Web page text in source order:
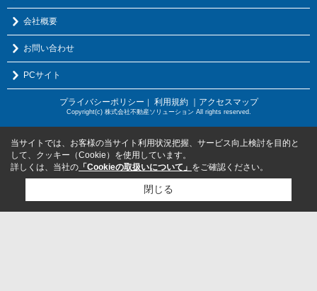
会社概要
お問い合わせ
PCサイト
プライバシーポリシー ｜ 利用規約 ｜アクセスマップ
Copyright(c) 株式会社不動産ソリューション All rights reserved.
当サイトでは、お客様の当サイト利用状況把握、サービス向上検討を目的と
して、クッキー（Cookie）を使用しています。
詳しくは、当社の 「Cookieの取扱いについて」 をご確認ください。
閉じる